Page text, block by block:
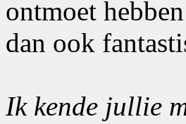
ontmoet
dan ook
Ik kende jullie